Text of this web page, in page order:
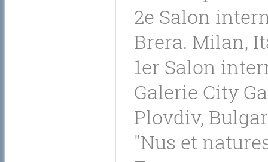
2e Salon
Brera. Milan,
1er Salon
Galerie City
Plovdiv,
"Nus et